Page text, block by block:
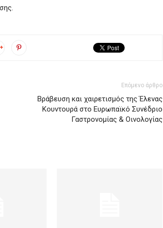
Επόμενο άρθρο
Βράβευση και χαιρετισμός της Έλενας
Κουντουρά στο Ευρωπαϊκό Συνέδριο
Γαστρονομίας & Οινολογίας